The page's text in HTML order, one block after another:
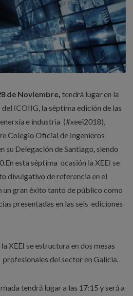
de Noviembre, tendrá lugar en la
ICOIIG, la séptima edición de las
e industria (#xeei2018),
Colegio Oficial de Ingenieros
su Delegación de Santiago, siendo
esta séptima ocasión la XEEI se
divulgativo de referencia en el
un gran éxito tanto de público como
presentadas en las seis ediciones
XEEI se estructura en dos mesas
del sector en Galicia.
tendrá lugar a las 17:15 y será a